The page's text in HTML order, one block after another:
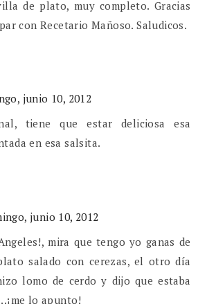
de plato, muy completo. Gracias
con Recetario Mañoso. Saludicos.
junio 10, 2012
tiene que estar deliciosa esa
en esa salsita.
junio 10, 2012
mira que tengo yo ganas de
salado con cerezas, el otro día
lomo de cerdo y dijo que estaba
lo apunto!